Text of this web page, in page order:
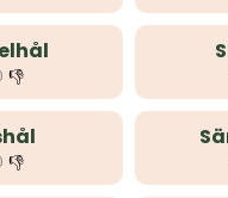
👎
👎